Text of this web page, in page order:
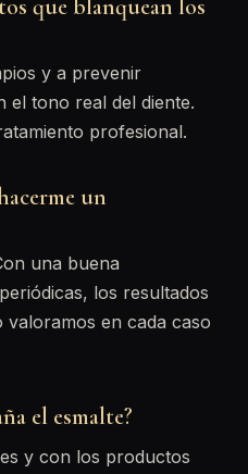
que blanquean los
y a prevenir
el tono real del diente.
profesional.
un
una buena
los resultados
en cada caso
el esmalte?
y con los productos